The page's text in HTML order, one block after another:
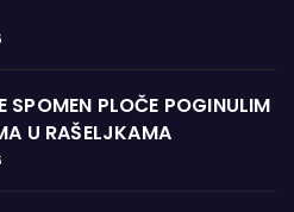
SPOMEN PLOČE POGINULIM
U RAŠELJKAMA